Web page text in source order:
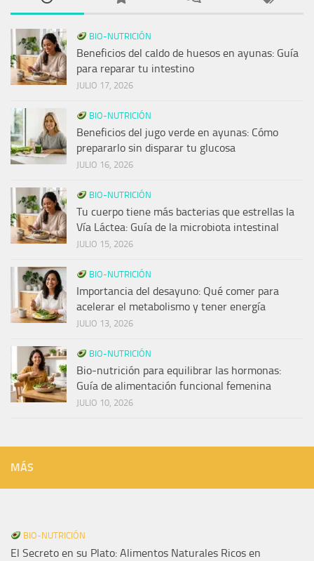
BIO-NUTRICIÓN
Beneficios del caldo de huesos en ayunas: Guía
para reparar tu intestino
JULIO 17, 2026
BIO-NUTRICIÓN
Beneficios del jugo verde en ayunas: Cómo
prepararlo sin disparar tu glucosa
JULIO 16, 2026
BIO-NUTRICIÓN
Tu cuerpo tiene más bacterias que estrellas la
Vía Láctea: Guía de la microbiota intestinal
JULIO 15, 2026
BIO-NUTRICIÓN
Importancia del desayuno: Qué comer para
acelerar el metabolismo y tener energía
JULIO 13, 2026
BIO-NUTRICIÓN
Bio-nutrición para equilibrar las hormonas:
Guía de alimentación funcional femenina
JULIO 10, 2026
MÁS
BIO-NUTRICIÓN
El Secreto en su Plato: Alimentos Naturales Ricos en